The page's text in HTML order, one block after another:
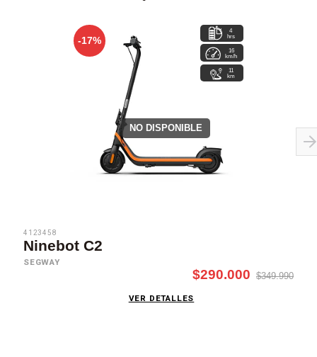
-17%
NO DISPONIBLE
4
hrs
16
km/h
11
km
4123458
Ninebot C2
SEGWAY
$290.000 $349.990
VER DETALLES